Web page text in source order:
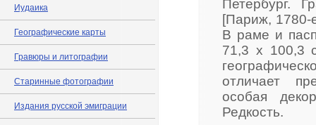
Иудаика
Географические карты
Гравюры и литографии
Старинные фотографии
Издания русской эмиграции
Петербург.
[Париж, 1780-
В раме и
71,3 х 100,3
отличает
особая
Редкость.